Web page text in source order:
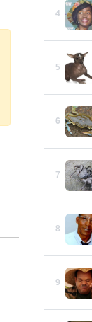
4
5
6
7
8
9